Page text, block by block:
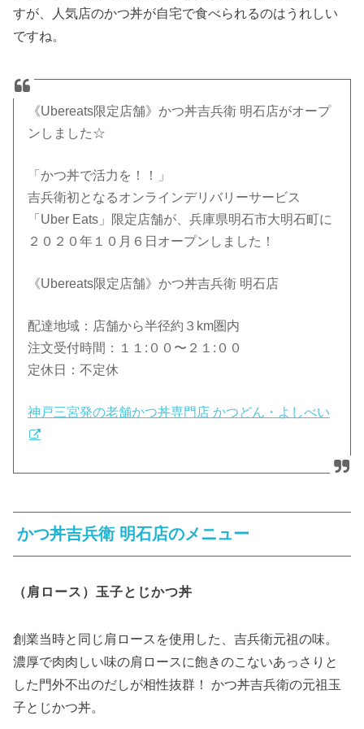
すが、人気店のかつ丼が自宅で食べられるのはうれしい
ですね。
《Ubereats限定店舗》かつ丼吉兵衛 明石店がオープ
ンしました☆
「かつ丼で活力を！！」
吉兵衛初となるオンラインデリバリーサービス
「Uber Eats」限定店舗が、兵庫県明石市大明石町に
２０２０年１０月６日オープンしました！
《Ubereats限定店舗》かつ丼吉兵衛 明石店
配達地域：店舗から半径約３km圏内
注文受付時間：１１:００〜２１:００
定休日：不定休
神戸三宮発の老舗かつ丼専門店 かつどん・よしべい
かつ丼吉兵衛 明石店のメニュー
（肩ロース）玉子とじかつ丼
創業当時と同じ肩ロースを使用した、吉兵衛元祖の味。
濃厚で肉肉しい味の肩ロースに飽きのこないあっさりと
した門外不出のだしが相性抜群！ かつ丼吉兵衛の元祖玉
子とじかつ丼。